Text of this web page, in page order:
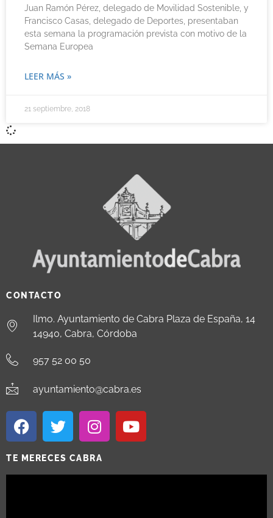
Juan Ramón Pérez, delegado de Movilidad Sostenible, y
Francisco Casas, delegado de Deportes, presentaban
esta semana la programación prevista con motivo de la
Semana Europea
LEER MÁS »
21 septiembre, 2018
CONTACTO
Ilmo. Ayuntamiento de Cabra Plaza de España, 14
14940, Cabra, Córdoba
957 52 00 50
ayuntamiento@cabra.es
TE MERECES CABRA